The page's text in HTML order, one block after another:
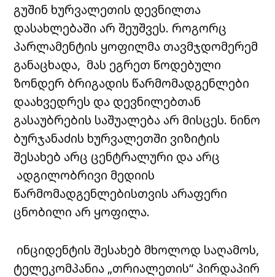
გუშინ ხურვალეთის დევნილთა
დასახლებაში არ შეუშვეს. როგორც
პარლამენტის ყოფილმა თავმჯდომერემ
განაცხადა, მას ეგრეთ წოდებული
ზონდერ ბრიგადის წარმომადგენლები
დაახვედრეს და დევნილებთან
გასაუბრების საშუალება არ მისცეს. ნინო
ბურჯანაძის ხურვალეთში ვიზიტის
შესახებ არც ცენტრალური და არც
ადგილობრივი მედიის
წარმომადგენლებისთვის არაფერი
ცნობილი არ ყოფილა.
ინციდენტის შესახებ მხოლოდ საღამოს,
ტელეკომპანია „თრიალეთის“ პირდაპირ